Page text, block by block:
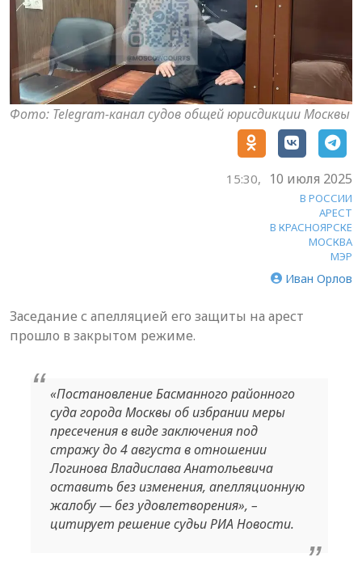
Фото: Telegram-канал судов общей юрисдикции Москвы
15:30, 10 июля 2025
В РОССИИ
АРЕСТ
В КРАСНОЯРСКЕ
МОСКВА
МЭР
Иван Орлов
Заседание с апелляцией его защиты на арест
прошло в закрытом режиме.
«Постановление Басманного районного
суда города Москвы об избрании меры
пресечения в виде заключения под
стражу до 4 августа в отношении
Логинова Владислава Анатольевича
оставить без изменения, апелляционную
жалобу — без удовлетворения», –
цитирует решение судьи РИА Новости.